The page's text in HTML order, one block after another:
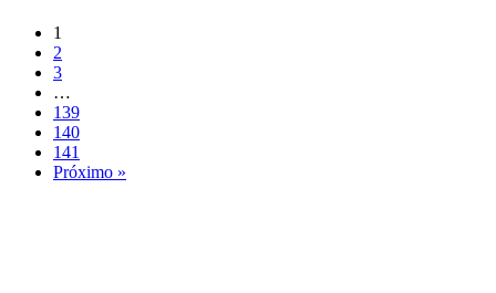
1
2
3
…
139
140
141
Próximo »